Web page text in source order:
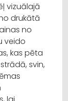
vizuālajā
drukātā
no
veido
kas pēta
svin,